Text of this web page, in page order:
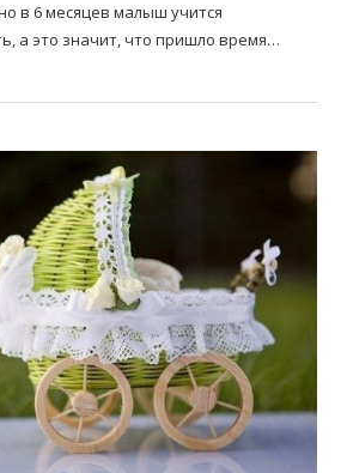
в 6 месяцев малыш учится
а это значит, что пришло время…